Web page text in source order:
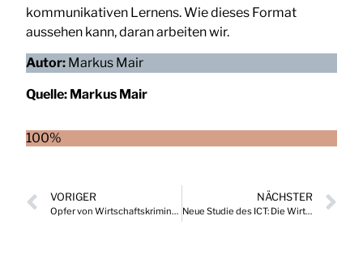
kommunikativen Lernens. Wie dieses Format
aussehen kann, daran arbeiten wir.
Autor: Markus Mair
Quelle: Markus Mair
100%
VORIGER
Opfer von Wirtschaftskriminalität: Keine Frage mehr ob, sondern wann!
NÄCHSTER
Neue Studie des ICT: Die Wirtschaft setzt auf Wasserstoff